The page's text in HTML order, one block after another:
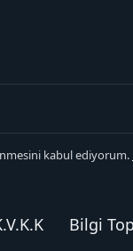
kabul ediyorum.
Bilgi